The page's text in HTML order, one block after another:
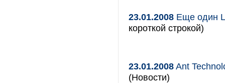
23.01.2008 Еще один
короткой строкой)
23.01.2008Ant
(Новости)